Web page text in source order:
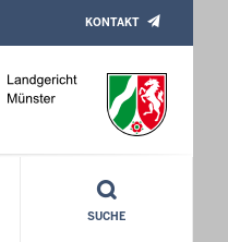
KONTAKT
SUCHE